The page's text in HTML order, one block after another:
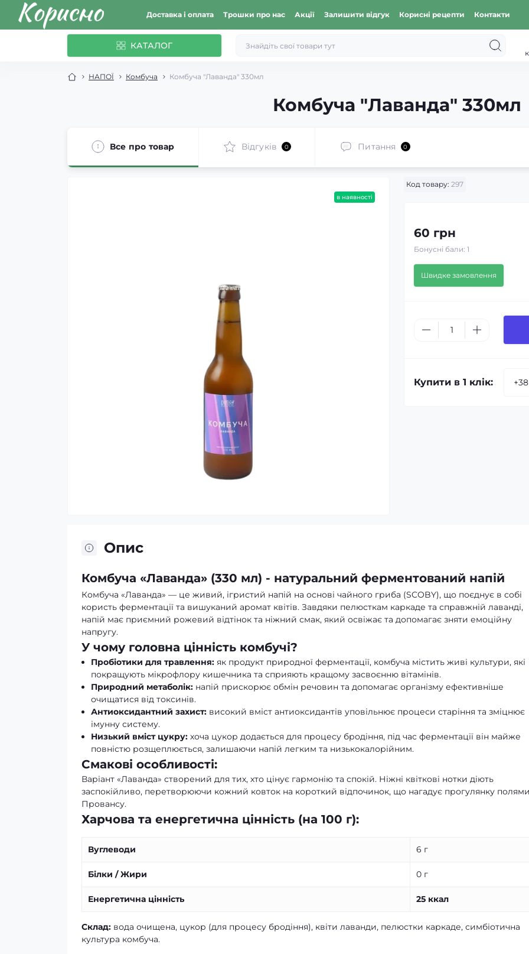
Доставка і оплата Трошки про нас Акції Залишити відгук Корисні рецепти Контакти
КАТАЛОГ
НАПОЇ Комбуча Комбуча "Лаванда" 330мл
Комбуча "Лаванда" 330мл
Все про товар Відгуків 0 Питання 0
в наявності
Код товару: 297
60 грн
Бонусні бали: 1
Швидке замовлення
Купити в 1 клік:
Опис
Комбуча «Лаванда» (330 мл) - натуральний ферментований напій
Комбуча «Лаванда» — це живий, ігристий напій на основі чайного гриба (SCOBY), що поєднує в собі
користь ферментації та вишуканий аромат квітів. Завдяки пелюсткам каркаде та справжній лаванді,
напій має приємний рожевий відтінок та ніжний смак, який освіжає та допомагає зняти емоційну
напругу.
У чому головна цінність комбучі?
Пробіотики для травлення: як продукт природної ферментації, комбуча містить живі культури, які
покращують мікрофлору кишечника та сприяють кращому засвоєнню вітамінів.
Природний метаболік: напій прискорює обмін речовин та допомагає організму ефективніше
очищатися від токсинів.
Антиоксидантний захист: високий вміст антиоксидантів уповільнює процеси старіння та зміцнює
імунну систему.
Низький вміст цукру: хоча цукор додається для процесу бродіння, під час ферментації він майже
повністю розщеплюється, залишаючи напій легким та низькокалорійним.
Смакові особливості:
Варіант «Лаванда» створений для тих, хто цінує гармонію та спокій. Ніжні квіткові нотки діють
заспокійливо, перетворюючи кожний ковток на короткий відпочинок, що нагадує прогулянку
Провансу.
Харчова та енергетична цінність (на 100 г):
Вуглеводи 6 г
Білки / Жири 0 г
Енергетична цінність 25 ккал
Склад: вода очищена, цукор (для процесу бродіння), квіти лаванди, пелюстки каркаде, симбіотична
культура комбуча.